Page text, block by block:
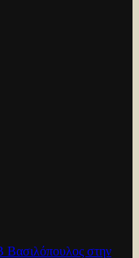
Βασιλόπουλος στην